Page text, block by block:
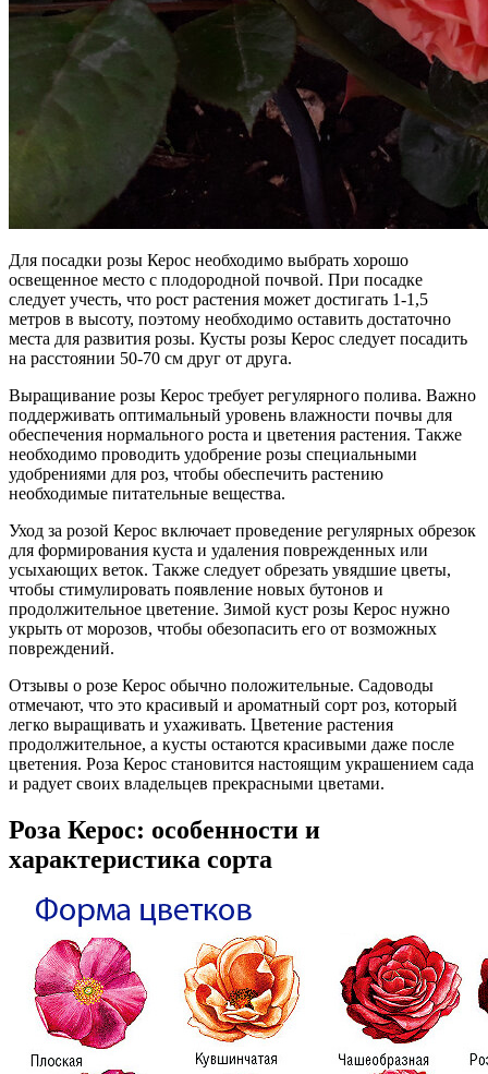
Для посадки розы Керос необходимо выбрать хорошо
освещенное место с плодородной почвой. При посадке
следует учесть, что рост растения может достигать 1-1,5
метров в высоту, поэтому необходимо оставить достаточно
места для развития розы. Кусты розы Керос следует посадить
на расстоянии 50-70 см друг от друга.
Выращивание розы Керос требует регулярного полива. Важно
поддерживать оптимальный уровень влажности почвы для
обеспечения нормального роста и цветения растения. Также
необходимо проводить удобрение розы специальными
удобрениями для роз, чтобы обеспечить растению
необходимые питательные вещества.
Уход за розой Керос включает проведение регулярных обрезок
для формирования куста и удаления поврежденных или
усыхающих веток. Также следует обрезать увядшие цветы,
чтобы стимулировать появление новых бутонов и
продолжительное цветение. Зимой куст розы Керос нужно
укрыть от морозов, чтобы обезопасить его от возможных
повреждений.
Отзывы о розе Керос обычно положительные. Садоводы
отмечают, что это красивый и ароматный сорт роз, который
легко выращивать и ухаживать. Цветение растения
продолжительное, а кусты остаются красивыми даже после
цветения. Роза Керос становится настоящим украшением сада
и радует своих владельцев прекрасными цветами.
Роза Керос: особенности и
характеристика сорта